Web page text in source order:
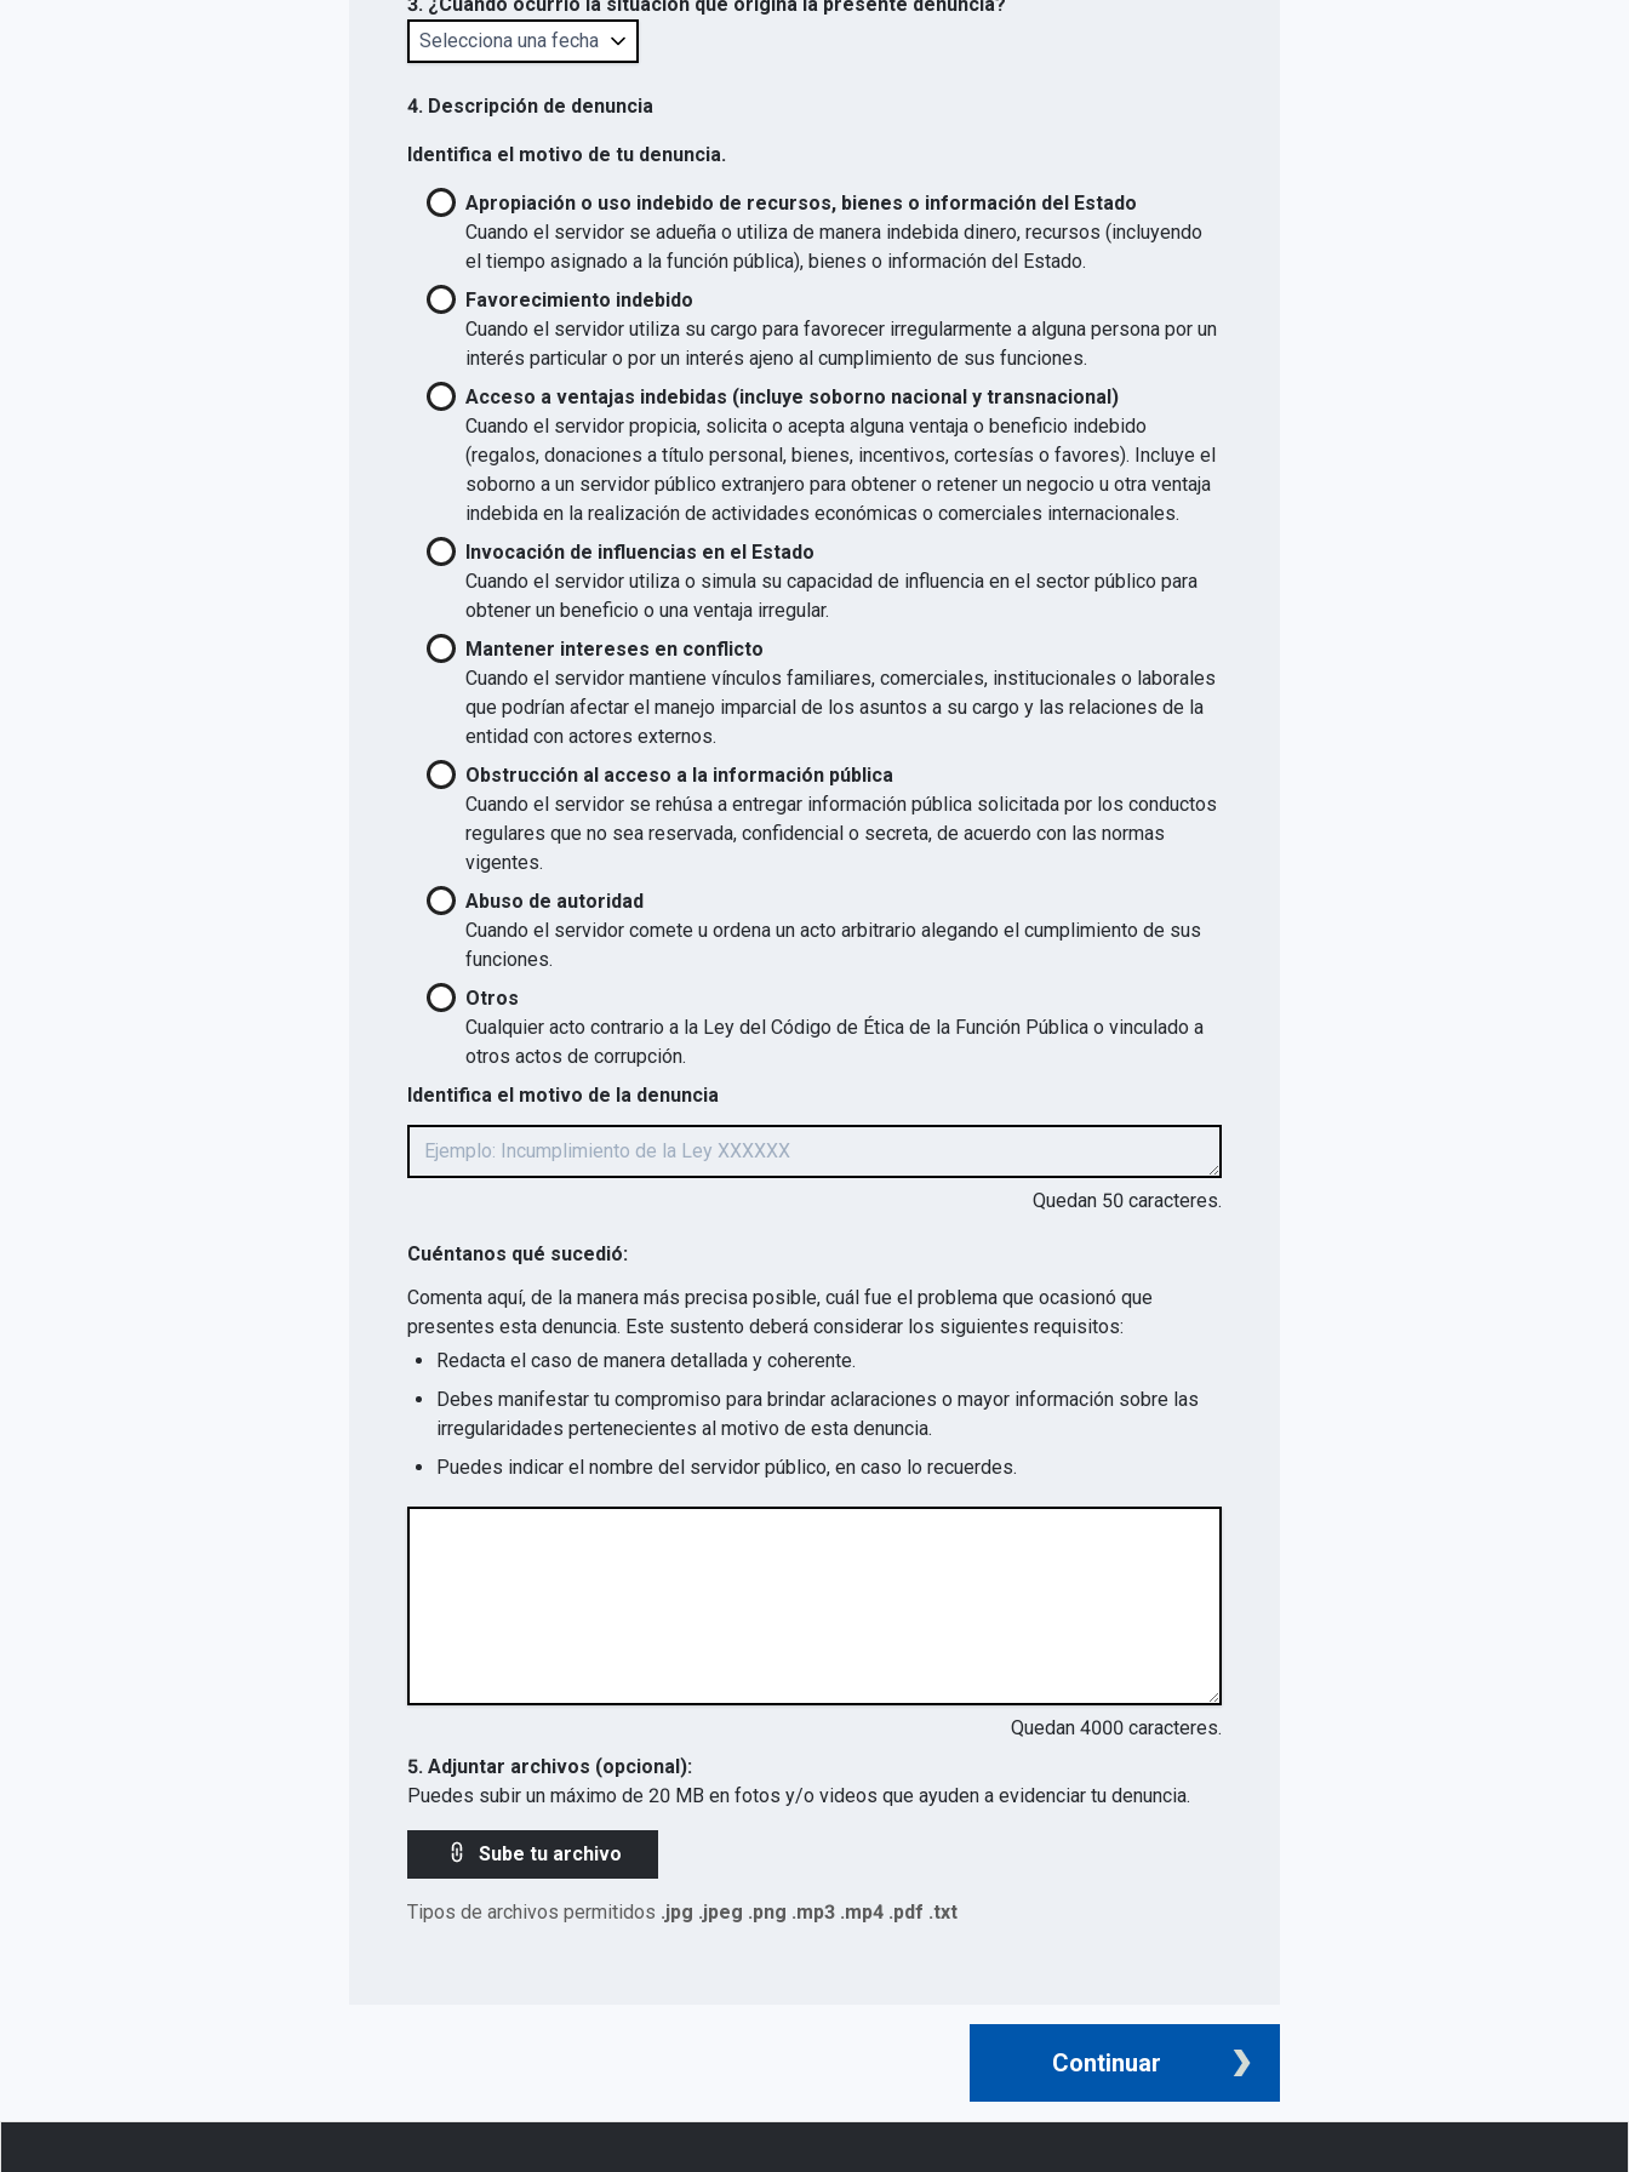
4. Descripción de denuncia
Identifica el motivo de tu denuncia.
Apropiación o uso indebido de recursos, bienes o información del Estado
Cuando el servidor se adueña o utiliza de manera indebida dinero, recursos (incluyendo
el tiempo asignado a la función pública), bienes o información del Estado.
Favorecimiento indebido
Cuando el servidor utiliza su cargo para favorecer irregularmente a alguna persona por un
interés particular o por un interés ajeno al cumplimiento de sus funciones.
Acceso a ventajas indebidas (incluye soborno nacional y transnacional)
Cuando el servidor propicia, solicita o acepta alguna ventaja o beneficio indebido
(regalos, donaciones a título personal, bienes, incentivos, cortesías o favores). Incluye el
soborno a un servidor público extranjero para obtener o retener un negocio u otra ventaja
indebida en la realización de actividades económicas o comerciales internacionales.
Invocación de influencias en el Estado
Cuando el servidor utiliza o simula su capacidad de influencia en el sector público para
obtener un beneficio o una ventaja irregular.
Mantener intereses en conflicto
Cuando el servidor mantiene vínculos familiares, comerciales, institucionales o laborales
que podrían afectar el manejo imparcial de los asuntos a su cargo y las relaciones de la
entidad con actores externos.
Obstrucción al acceso a la información pública
Cuando el servidor se rehúsa a entregar información pública solicitada por los conductos
regulares que no sea reservada, confidencial o secreta, de acuerdo con las normas
vigentes.
Abuso de autoridad
Cuando el servidor comete u ordena un acto arbitrario alegando el cumplimiento de sus
funciones.
Otros
Cualquier acto contrario a la Ley del Código de Ética de la Función Pública o vinculado a
otros actos de corrupción.
Identifica el motivo de la denuncia
Quedan 50 caracteres.
Cuéntanos qué sucedió:
Comenta aquí, de la manera más precisa posible, cuál fue el problema que ocasionó que
presentes esta denuncia. Este sustento deberá considerar los siguientes requisitos:
Redacta el caso de manera detallada y coherente.
Debes manifestar tu compromiso para brindar aclaraciones o mayor información sobre las
irregularidades pertenecientes al motivo de esta denuncia.
Puedes indicar el nombre del servidor público, en caso lo recuerdes.
Quedan 4000 caracteres.
5. Adjuntar archivos (opcional):
Puedes subir un máximo de 20 MB en fotos y/o videos que ayuden a evidenciar tu denuncia.
Sube tu archivo
Tipos de archivos permitidos .jpg .jpeg .png .mp3 .mp4 .pdf .txt
Continuar